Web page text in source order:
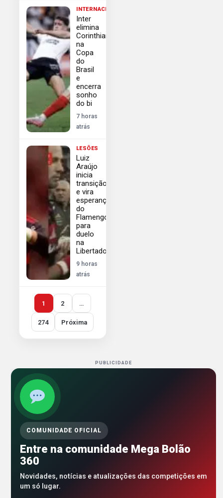
INTERNACIONAL
Inter
elimina
Corinthians
na
Copa
do
Brasil
e
encerra
sonho
do bi
7 horas
atrás
LESÕES
Luiz
Araújo
inicia
transição
e vira
esperança
do
Flamengo
para
duelo
na
Libertadores
9 horas
atrás
1 2 …
274 Próxima
PUBLICIDADE
COMUNIDADE OFICIAL
Entre na comunidade Mega Bolão
360
Novidades, notícias e atualizações das competições em
um só lugar.